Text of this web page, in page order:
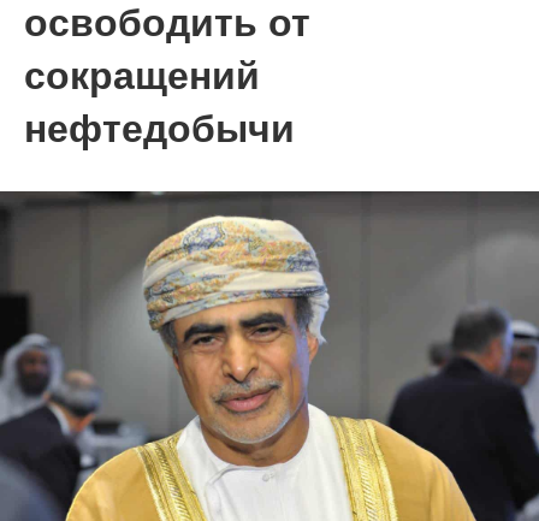
освободить от
сокращений
нефтедобычи